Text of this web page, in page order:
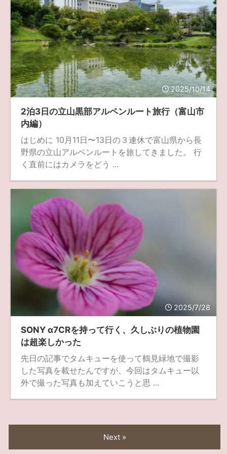
2025/10/14
2泊3日の立山黒部アルペンルート旅行（富山市
内編）
はじめに 10月11日〜13日の３連休で富山県から長
野県の立山アルペンルートを旅してきました。 行
く直前にはカメラをどう ...
2025/7/28
SONY α7CRを持って行く、久しぶりの植物園
は超楽しかった
先日の記事でタムキューを使って鶴見緑地で撮影
した写真を載せたんですが、今回はタムキュー以
外で撮った写真も加えていこうと思 ...
Next »